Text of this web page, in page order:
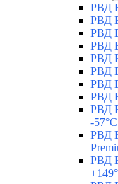
РВД
РВД
РВД
РВД
РВД
РВД
РВД
РВД
РВД
-
РВД
РВД